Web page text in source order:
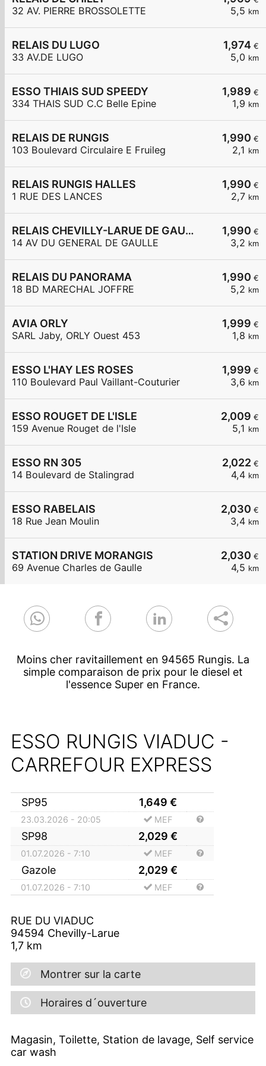
5,5 km
32 AV. PIERRE BROSSOLETTE
1,974 €
5,0 km
RELAIS DU LUGO
33 AV.DE LUGO
1,989 €
1,9 km
ESSO THIAIS SUD SPEEDY
334 THAIS SUD C.C Belle Epine
1,990 €
2,1 km
RELAIS DE RUNGIS
103 Boulevard Circulaire E Fruileg
1,990 €
2,7 km
RELAIS RUNGIS HALLES
1 RUE DES LANCES
1,990 €
3,2 km
RELAIS CHEVILLY-LARUE DE GAULLE
14 AV DU GENERAL DE GAULLE
1,990 €
5,2 km
RELAIS DU PANORAMA
18 BD MARECHAL JOFFRE
1,999 €
1,8 km
AVIA ORLY
SARL Jaby, ORLY Ouest 453
1,999 €
3,6 km
ESSO L'HAY LES ROSES
110 Boulevard Paul Vaillant-Couturier
2,009 €
5,1 km
ESSO ROUGET DE L'ISLE
159 Avenue Rouget de l'Isle
2,022 €
4,4 km
ESSO RN 305
14 Boulevard de Stalingrad
2,030 €
3,4 km
ESSO RABELAIS
18 Rue Jean Moulin
2,030 €
4,5 km
STATION DRIVE MORANGIS
69 Avenue Charles de Gaulle
Moins cher ravitaillement en 94565 Rungis. La
simple comparaison de prix pour le diesel et
l'essence Super en France.
ESSO RUNGIS VIADUC -
CARREFOUR EXPRESS
SP95 1,649 €
23.03.2026 - 20:05 MEF
SP98 2,029 €
01.07.2026 - 7:10 MEF
Gazole 2,029 €
01.07.2026 - 7:10 MEF
RUE DU VIADUC
94594 Chevilly-Larue
1,7 km
Montrer sur la carte
Horaires d´ouverture
Magasin, Toilette, Station de lavage, Self service
car wash